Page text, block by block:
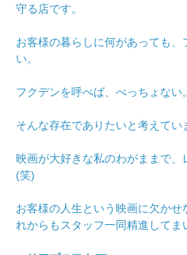
守る店です。
お客様の暮らしに何があっても
い。
フクデンを呼べば、べっちょない。
そんな存在でありたいと考えてい
映画が大好きな私のわがままで
(笑)
お客様の人生という映画に欠かせ
れからもスタッフ一同精進してま